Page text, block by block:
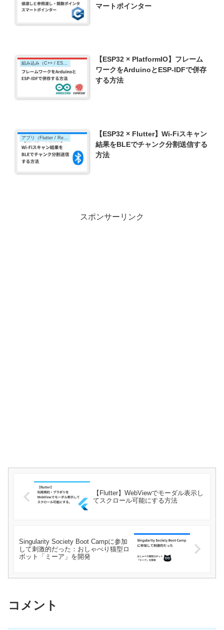
マートポインター
組み込み（C++ / ESP32）
【ESP32 × PlatformIO】フレーム
ワークをArduinoとESP-IDFで併存
する方法
アプリ（Flutter / React Native）
【ESP32 × Flutter】Wi-Fiスキャン
結果をBLEでチャンク分割送信する
方法
スポンサーリンク
【Flutter】WebViewでモーダル表示し
てスクロール可能にする方法
Singularity Society Boot Campに参加
して刺激的だった：おしゃべり猫型ロ
ボット「ミーア」を開発
コメント